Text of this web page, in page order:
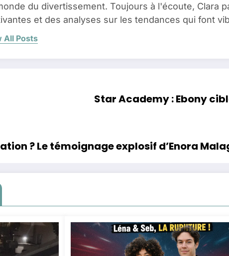
du divertissement. Toujours à l'écoute, Clara
et des analyses sur les tendances qui font
All Posts
Star Academy : Ebony
? Le témoignage explosif d’Enora